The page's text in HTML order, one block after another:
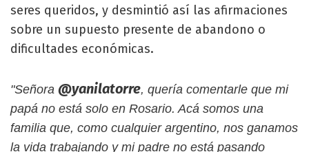
seres queridos, y desmintió así las afirmaciones
sobre un supuesto presente de abandono o
dificultades económicas.
"Señora @yanilatorre, quería comentarle que mi
papá no está solo en Rosario.Acá somos una
familia que, como cualquier argentino, nos ganamos
la vida trabajando y mi padre no está pasando